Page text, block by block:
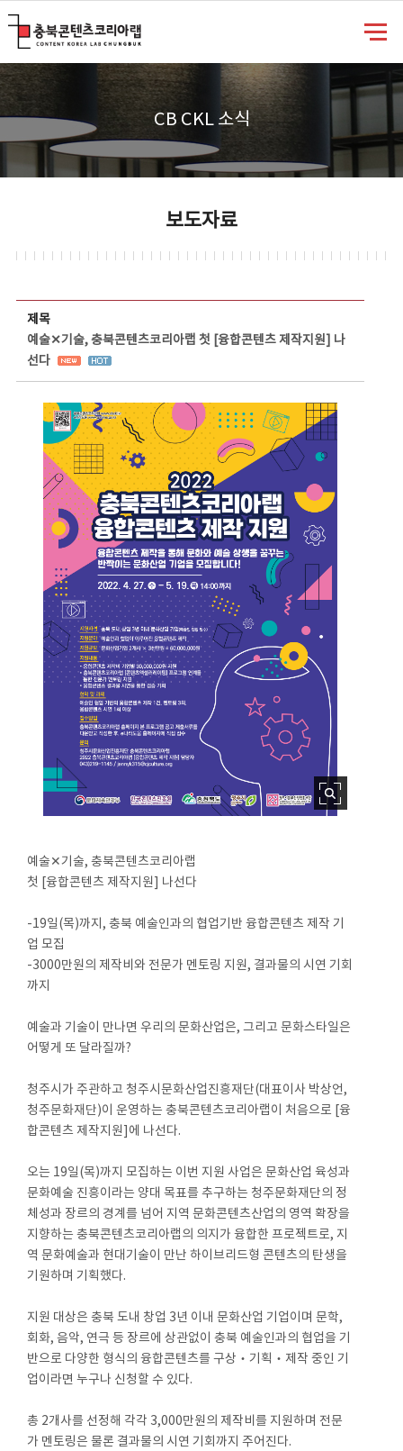
CB CKL 소식
보도자료
제목
예술✕기술, 충북콘텐츠코리아랩 첫 [융합콘텐츠 제작지원] 나
선다
예술✕기술, 충북콘텐츠코리아랩
첫 [융합콘텐츠 제작지원] 나선다
-19일(목)까지, 충북 예술인과의 협업기반 융합콘텐츠 제작 기
업 모집
-3000만원의 제작비와 전문가 멘토링 지원, 결과물의 시연 기회
까지
예술과 기술이 만나면 우리의 문화산업은, 그리고 문화스타일은
어떻게 또 달라질까?
청주시가 주관하고 청주시문화산업진흥재단(대표이사 박상언,
청주문화재단)이 운영하는 충북콘텐츠코리아랩이 처음으로 [융
합콘텐츠 제작지원]에 나선다.
오는 19일(목)까지 모집하는 이번 지원 사업은 문화산업 육성과
문화예술 진흥이라는 양대 목표를 추구하는 청주문화재단의 정
체성과 장르의 경계를 넘어 지역 문화콘텐츠산업의 영역 확장을
지향하는 충북콘텐츠코리아랩의 의지가 융합한 프로젝트로, 지
역 문화예술과 현대기술이 만난 하이브리드형 콘텐츠의 탄생을
기원하며 기획했다.
지원 대상은 충북 도내 창업 3년 이내 문화산업 기업이며 문학,
회화, 음악, 연극 등 장르에 상관없이 충북 예술인과의 협업을 기
반으로 다양한 형식의 융합콘텐츠를 구상‧기획‧제작 중인 기
업이라면 누구나 신청할 수 있다.
총 2개사를 선정해 각각 3,000만원의 제작비를 지원하며 전문
가 멘토링은 물론 결과물의 시연 기회까지 주어진다.